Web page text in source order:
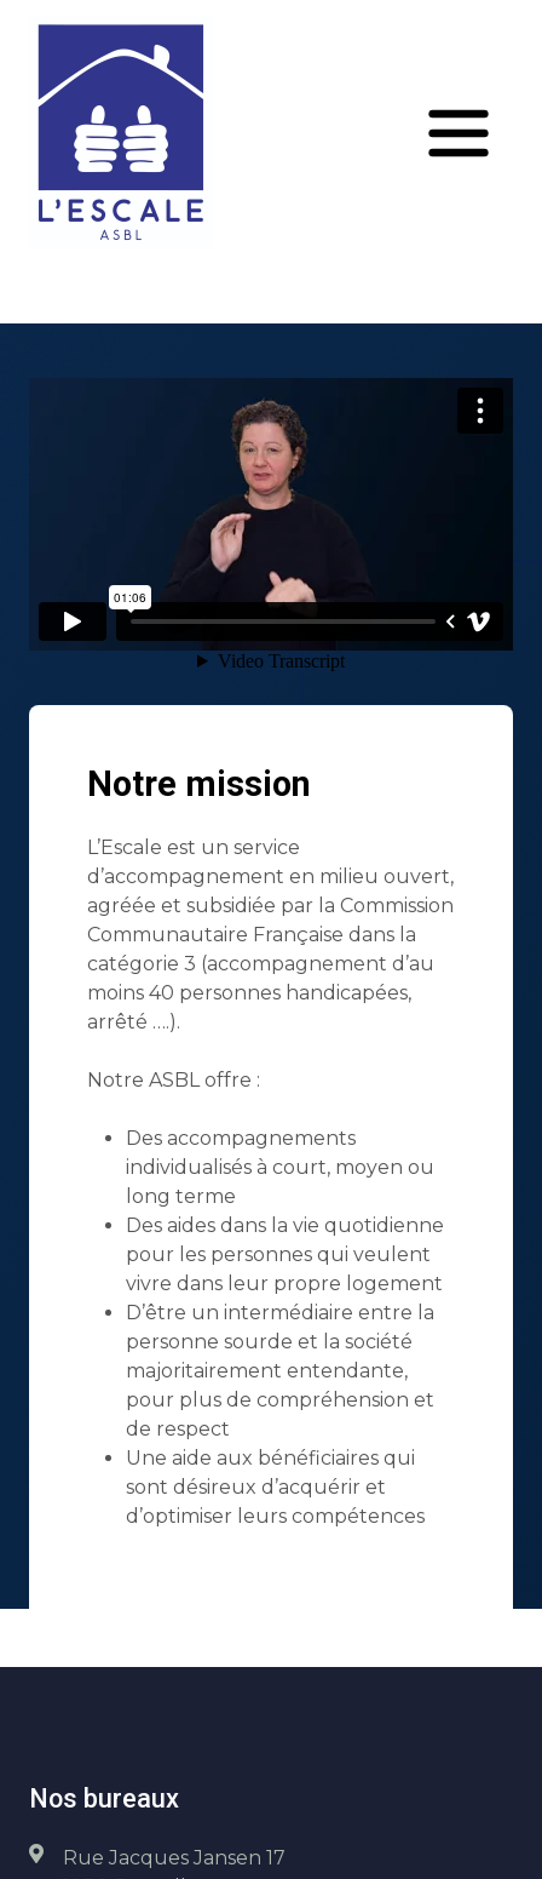
Notre mission
L’Escale est un service
d’accompagnement en milieu ouvert,
agréée et subsidiée par la Commission
Communautaire Française dans la
catégorie 3 (accompagnement d’au
moins 40 personnes handicapées,
arrêté ….).
Notre ASBL offre :
Des accompagnements
individualisés à court, moyen ou
long terme
Des aides dans la vie quotidienne
pour les personnes qui veulent
vivre dans leur propre logement
D’être un intermédiaire entre la
personne sourde et la société
majoritairement entendante,
pour plus de compréhension et
de respect
Une aide aux bénéficiaires qui
sont désireux d’acquérir et
d’optimiser leurs compétences
Nos bureaux
Rue Jacques Jansen 17